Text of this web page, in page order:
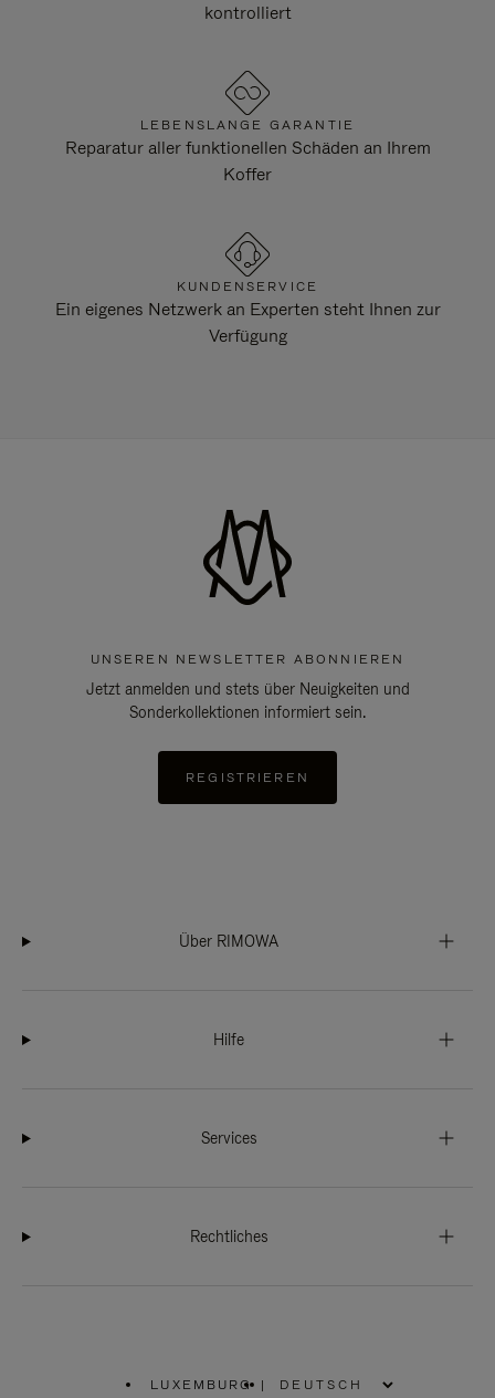
kontrolliert
LEBENSLANGE GARANTIE
Reparatur aller funktionellen Schäden an Ihrem
Koffer
KUNDENSERVICE
Ein eigenes Netzwerk an Experten steht Ihnen zur
Verfügung
UNSEREN NEWSLETTER ABONNIEREN
Jetzt anmelden und stets über Neuigkeiten und
Sonderkollektionen informiert sein.
REGISTRIEREN
Über RIMOWA
Hilfe
Services
Rechtliches
LUXEMBURG |